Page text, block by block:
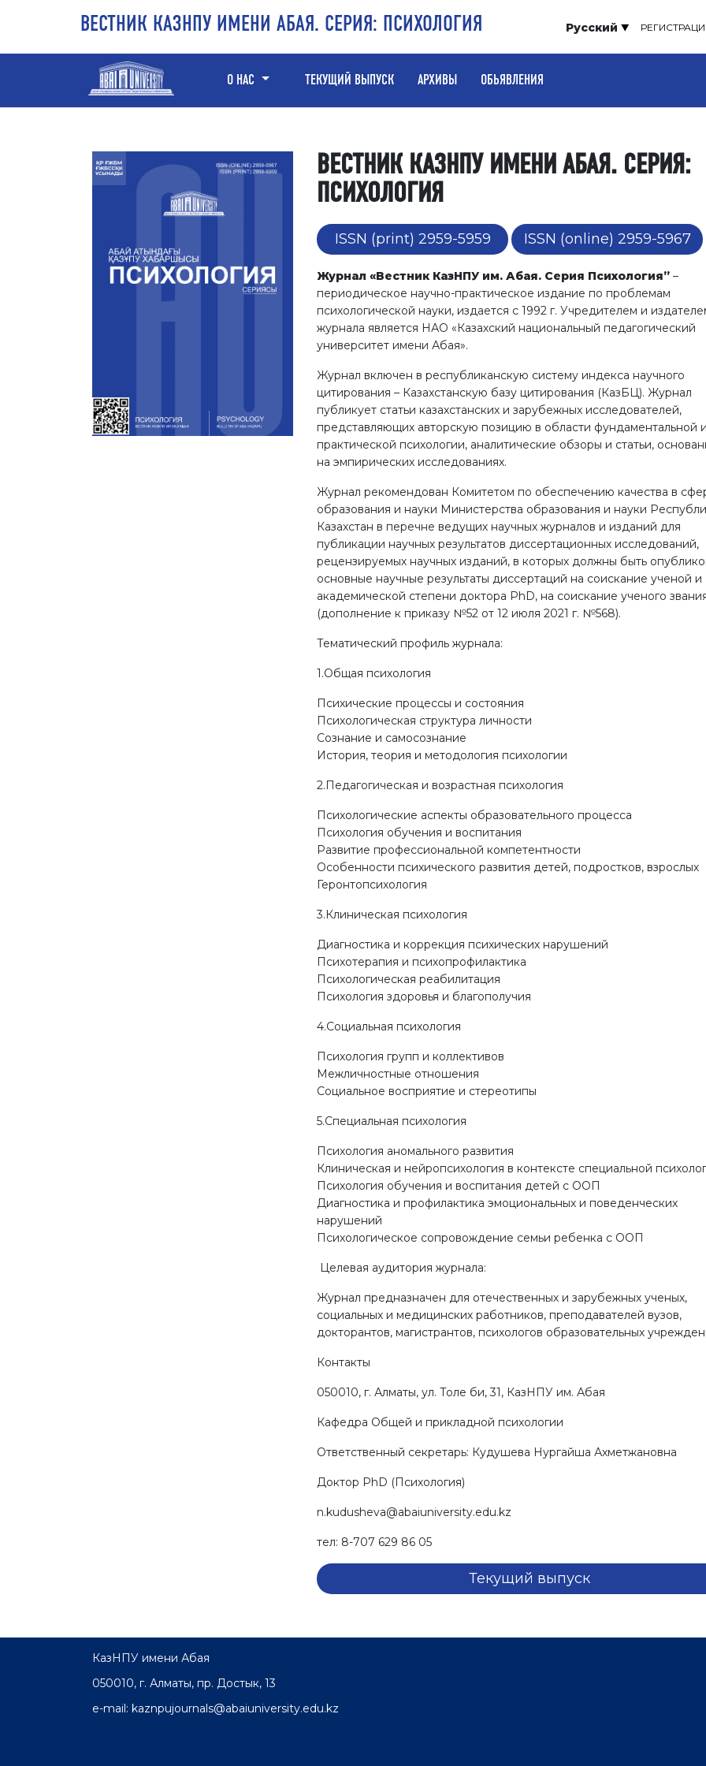
Русский
ВЕСТНИК КАЗНПУ ИМЕНИ АБАЯ. СЕРИЯ: ПСИХОЛОГИЯ
О НАС ТЕКУЩИЙ ВЫПУСК АРХИВЫ ОБЬЯВЛЕНИЯ
ВЕСТНИК КАЗНПУ ИМЕНИ АБАЯ. СЕРИЯ:
ПСИХОЛОГИЯ
ISSN (print) 2959-5959 ISSN (online) 2959-5967
Журнал «Вестник КазНПУ им. Абая. Серия Психология” –
периодическое научно-практическое издание по проблемам
психологической науки, издается с 1992 г. Учредителем и
журнала является НАО «Казахский национальный педагогический
университет имени Абая».
Журнал включен в республиканскую систему индекса научного
цитирования – Казахстанскую базу цитирования (КазБЦ). Журнал
публикует статьи казахстанских и зарубежных исследователей,
представляющих авторскую позицию в области фундаментальной и
практической психологии, аналитические обзоры и статьи,
на эмпирических исследованиях.
Журнал рекомендован Комитетом по обеспечению качества в
образования и науки Министерства образования и науки
Казахстан в перечне ведущих научных журналов и изданий для
публикации научных результатов диссертационных исследований,
рецензируемых научных изданий, в которых должны быть
основные научные результаты диссертаций на соискание ученой и
академической степени доктора PhD, на соискание ученого
(дополнение к приказу №52 от 12 июля 2021 г. №568).
Тематический профиль журнала:
1.Общая психология
Психические процессы и состояния
Психологическая структура личности
Сознание и самосознание
История, теория и методология психологии
2.Педагогическая и возрастная психология
Психологические аспекты образовательного процесса
Психология обучения и воспитания
Развитие профессиональной компетентности
Особенности психического развития детей, подростков, взрослых
Геронтопсихология
3.Клиническая психология
Диагностика и коррекция психических нарушений
Психотерапия и психопрофилактика
Психологическая реабилитация
Психология здоровья и благополучия
4.Социальная психология
Психология групп и коллективов
Межличностные отношения
Социальное восприятие и стереотипы
5.Специальная психология
Психология аномального развития
Клиническая и нейропсихология в контексте специальной
Психология обучения и воспитания детей с ООП
Диагностика и профилактика эмоциональных и поведенческих
нарушений
Психологическое сопровождение семьи ребенка с ООП
Целевая аудитория журнала:
Журнал предназначен для отечественных и зарубежных ученых,
социальных и медицинских работников, преподавателей вузов,
докторантов, магистрантов, психологов образовательных
Контакты
050010, г. Алматы, ул. Толе би, 31, КазНПУ им. Абая
Кафедра Общей и прикладной психологии
Ответственный секретарь: Кудушева Нургайша Ахметжановна
Доктор PhD (Психология)
n.kudusheva@abaiuniversity.edu.kz
тел: 8-707 629 86 05
Текущий выпуск
КазНПУ имени Абая
050010, г. Алматы, пр. Достык, 13
e-mail: kaznpujournals@abaiuniversity.edu.kz